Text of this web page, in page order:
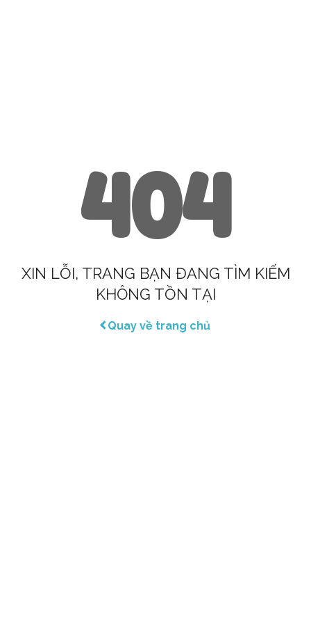
404
XIN LỖI, TRANG BẠN ĐANG TÌM KIẾM
KHÔNG TỒN TẠI
Quay về trang chủ